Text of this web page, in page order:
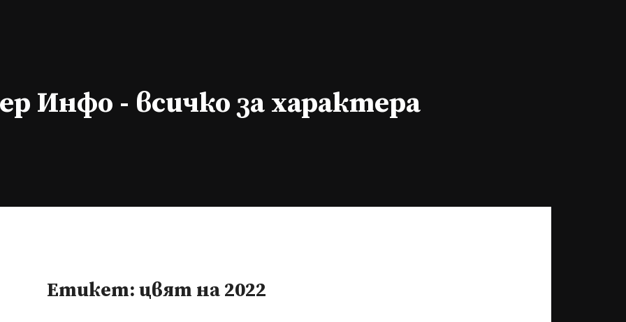
Инфо - всичко за характера
Етикет: цвят на 2022